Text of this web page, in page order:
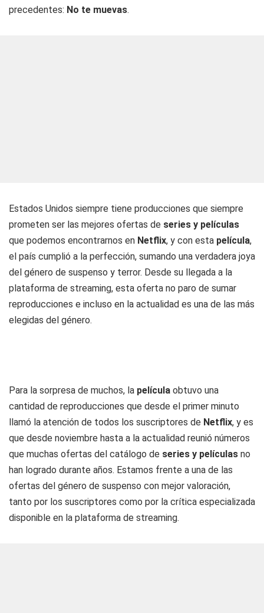
precedentes: No te muevas.
Estados Unidos siempre tiene producciones que siempre
prometen ser las mejores ofertas de series y películas
que podemos encontrarnos en Netflix, y con esta película,
el país cumplió a la perfección, sumando una verdadera joya
del género de suspenso y terror. Desde su llegada a la
plataforma de streaming, esta oferta no paro de sumar
reproducciones e incluso en la actualidad es una de las más
elegidas del género.
Para la sorpresa de muchos, la película obtuvo una
cantidad de reproducciones que desde el primer minuto
llamó la atención de todos los suscriptores de Netflix, y es
que desde noviembre hasta a la actualidad reunió números
que muchas ofertas del catálogo de series y películas no
han logrado durante años. Estamos frente a una de las
ofertas del género de suspenso con mejor valoración,
tanto por los suscriptores como por la crítica especializada
disponible en la plataforma de streaming.